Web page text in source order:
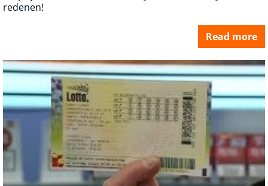
redenen!
Read more